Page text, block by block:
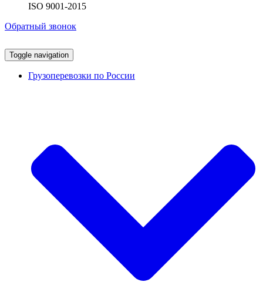
ISO 9001-2015
Обратный звонок
Toggle navigation
Грузоперевозки по России